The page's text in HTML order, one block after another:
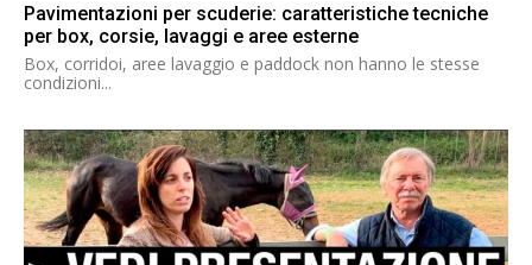
Pavimentazioni per scuderie: caratteristiche tecniche
per box, corsie, lavaggi e aree esterne
Box, corridoi, aree lavaggio e paddock non hanno le stesse
condizioni...